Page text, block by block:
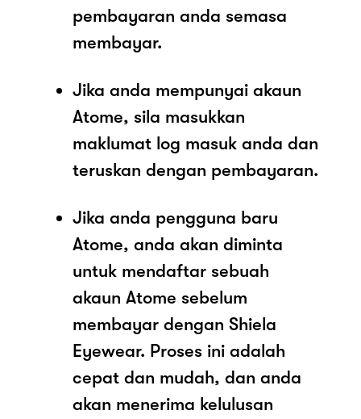
pembayaran anda semasa
membayar.
Jika anda mempunyai akaun
Atome, sila masukkan
maklumat log masuk anda dan
teruskan dengan pembayaran.
Jika anda pengguna baru
Atome, anda akan diminta
untuk mendaftar sebuah
akaun Atome sebelum
membayar dengan Shiela
Eyewear. Proses ini adalah
cepat dan mudah, dan anda
akan menerima kelulusan